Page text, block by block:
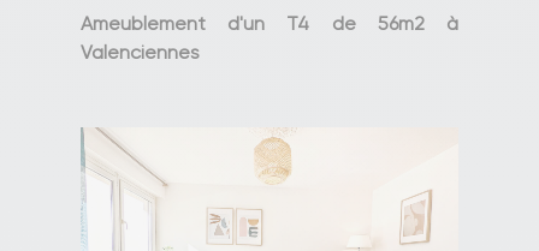
Ameublement d'un T4 de 56m2 à
Valenciennes